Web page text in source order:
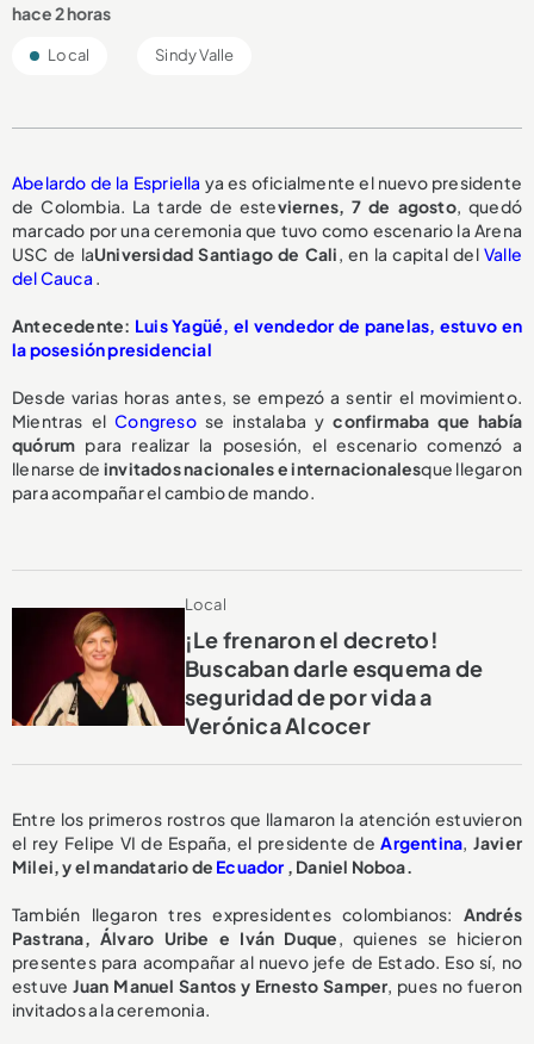
hace 2 horas
Local Sindy Valle
Abelardo de la Espriella ya es oficialmente el nuevo presidente
de Colombia. La tarde de esteviernes, 7 de agosto, quedó
marcado por una ceremonia que tuvo como escenario la Arena
USC de laUniversidad Santiago de Cali , en la capital del Valle
del Cauca
Antecedente: Luis Yagüé, el vendedor de panelas, estuvo en
la posesión presidencial
Desde varias horas antes, se empezó a sentir el movimiento.
Mientras elCongresose instalaba yconfirmaba que había
quórum para realizar la posesión, el escenario comenzó a
llenarse de invitados nacionales e internacionalesque llegaron
para acompañar el cambio de mando.
Local
¡Le frenaron el decreto!
Buscaban darle esquema de
seguridad de por vida a
Verónica Alcocer
Entre los primeros rostros que llamaron la atención estuvieron
el rey Felipe VI de España, el presidente de Argentina
Javier
Milei, y el mandatario de Ecuador , Daniel Noboa.
También llegaron tres expresidentes colombianos: Andrés
Pastrana, Álvaro Uribe e Iván Duque , quienes se hicieron
presentes para acompañar al nuevo jefe de Estado. Eso sí, no
estuve Juan Manuel Santos y Ernesto Samper , pues no fueron
invitados a la ceremonia.